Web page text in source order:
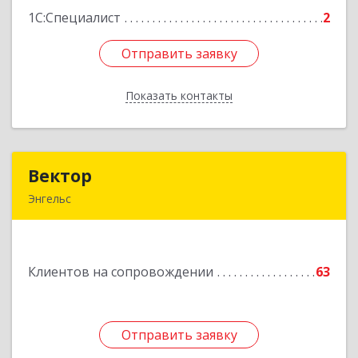
1С:Специалист
2
Отправить заявку
Показать контакты
Отправить заявку
Назад
Вектор
Энгельс
Клиентов на сопровождении 63
Отправить заявку
Подробнее
Отправить заявку